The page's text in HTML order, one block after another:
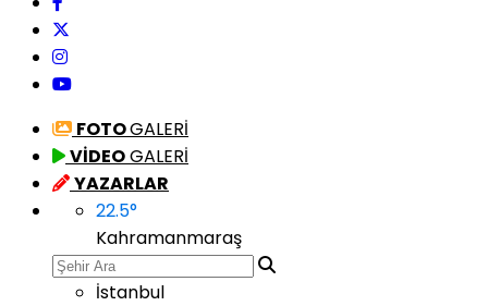
FOTOGALERİ
VİDEOGALERİ
YAZARLAR
22.5°
Kahramanmaraş
İstanbul